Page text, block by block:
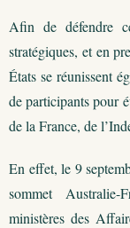
Afin de défendre
stratégiques, et en
États se réunissent
de participants pour
de la France, de
En effet, le 9
sommet Australie-
ministères des